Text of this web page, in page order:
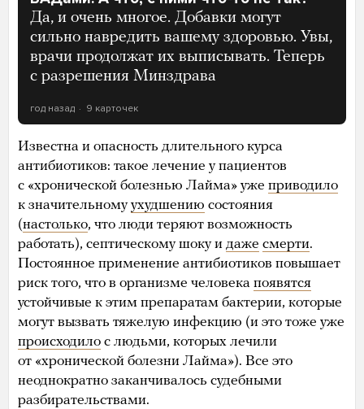
Да, и очень многое. Добавки могут
сильно навредить вашему здоровью. Увы,
врачи продолжат их выписывать. Теперь
с разрешения Минздрава
год назад 9 карточек
Известна и опасность длительного курса
антибиотиков: такое лечение у пациентов
с «хронической болезнью Лайма» уже приводило
к значительномуухудшению состояния
(настолько, что люди теряют возможность
работать), септическому шоку и даже смерти.
Постоянное применение антибиотиков повышает
риск того, что в организме человека появятся
устойчивые к этим препаратам бактерии, которые
могут вызвать тяжелую инфекцию (и это тоже уже
происходило с людьми, которых лечили
от «хронической болезни Лайма»). Все это
неоднократно заканчивалось судебными
разбирательствами.